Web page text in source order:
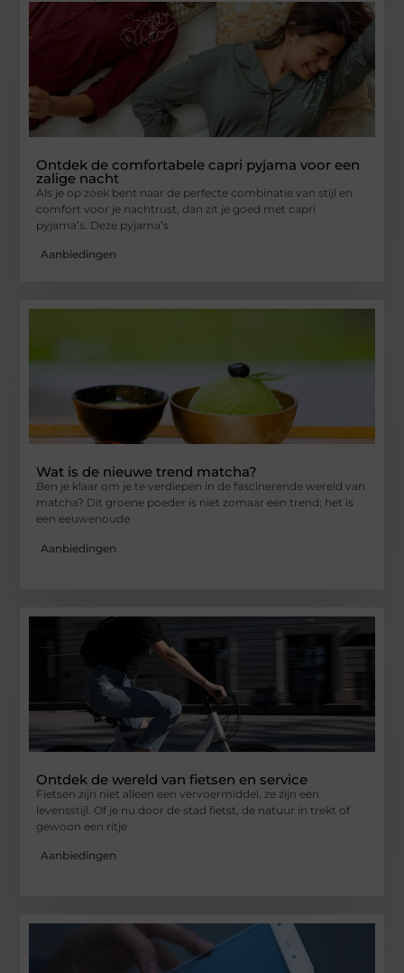
Ontdek de comfortabele capri pyjama voor een
zalige nacht
Als je op zoek bent naar de perfecte combinatie van stijl en
comfort voor je nachtrust, dan zit je goed met capri
pyjama’s. Deze pyjama’s
Aanbiedingen
Wat is de nieuwe trend matcha?
Ben je klaar om je te verdiepen in de fascinerende wereld van
matcha? Dit groene poeder is niet zomaar een trend; het is
een eeuwenoude
Aanbiedingen
Ontdek de wereld van fietsen en service
Fietsen zijn niet alleen een vervoermiddel, ze zijn een
levensstijl. Of je nu door de stad fietst, de natuur in trekt of
gewoon een ritje
Aanbiedingen